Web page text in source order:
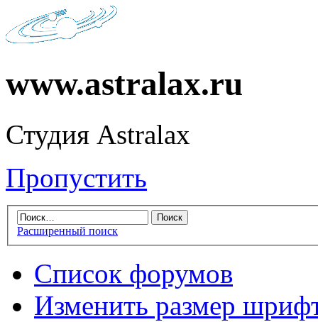
www.astralax.ru
Студия Astralax
Пропустить
Расширенный поиск
Список форумов
Изменить размер